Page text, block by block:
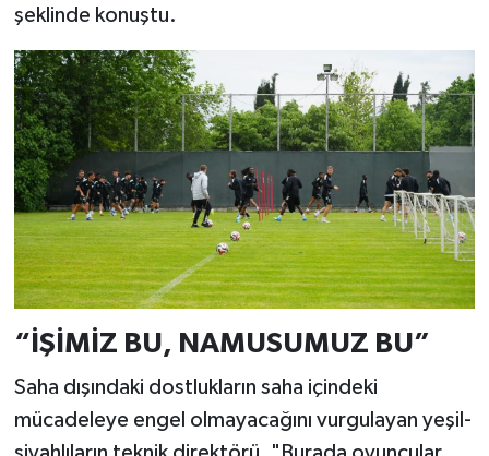
şeklinde konuştu.
“İŞİMİZ BU, NAMUSUMUZ BU”
Saha dışındaki dostlukların saha içindeki
mücadeleye engel olmayacağını vurgulayan yeşil-